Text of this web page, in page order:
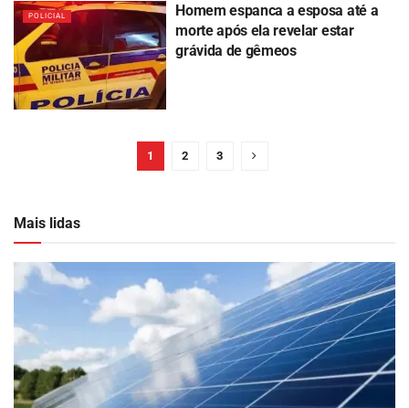
POLICIAL
Homem espanca a esposa até a
morte após ela revelar estar
grávida de gêmeos
1 2 3
Mais lidas